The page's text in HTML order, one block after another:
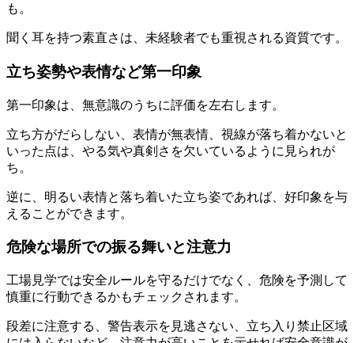
も。
聞く耳を持つ素直さは、未経験者でも重視される資質です。
立ち姿勢や表情など第一印象
第一印象は、無意識のうちに評価を左右します。
立ち方がだらしない、表情が無表情、視線が落ち着かないと
いった点は、やる気や真剣さを欠いているように見られが
ち。
逆に、明るい表情と落ち着いた立ち姿であれば、好印象を与
えることができます。
危険な場所での振る舞いと注意力
工場見学では安全ルールを守るだけでなく、危険を予測して
慎重に行動できるかもチェックされます。
段差に注意する、警告表示を見逃さない、立ち入り禁止区域